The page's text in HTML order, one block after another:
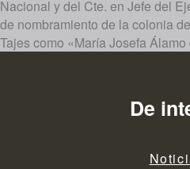
Nacional y del Cte. en Jefe del
de nombramiento de la colonia
Tajes como «María Josefa
De